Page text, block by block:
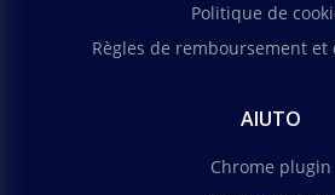
Politique de
Règles de remboursement
AIUTO
Chrome plugin